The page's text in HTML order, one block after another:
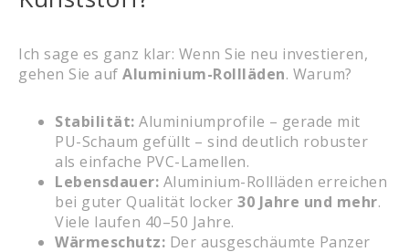
Ich sage es ganz klar: Wenn Sie neu investieren,
gehen Sie auf Aluminium-Rollläden. Warum?
Stabilität: Aluminiumprofile – gerade mit
PU-Schaum gefüllt – sind deutlich robuster
als einfache PVC-Lamellen.
Lebensdauer: Aluminium-Rollläden erreichen
bei guter Qualität locker 30 Jahre und mehr.
Viele laufen 40–50 Jahre.
Wärmeschutz: Der ausgeschäumte Panzer